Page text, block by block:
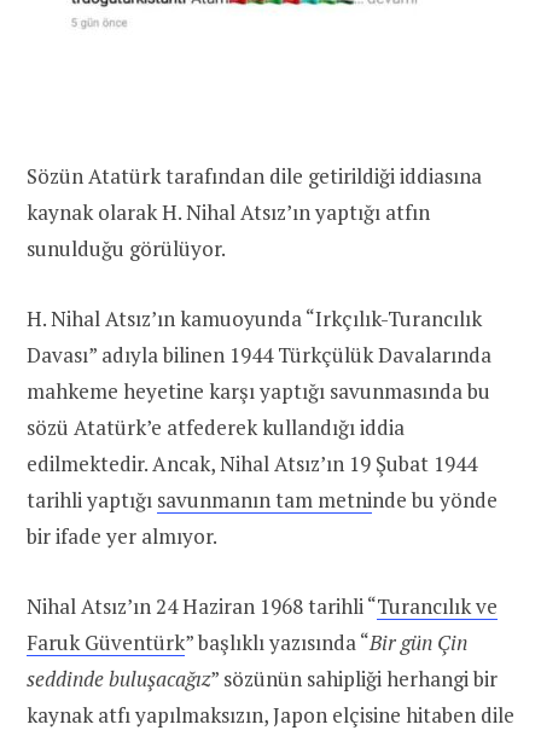
Sözün Atatürk tarafından dile getirildiği iddiasına
kaynak olarak H. Nihal Atsız’ın yaptığı atfın
sunulduğu görülüyor.
H. Nihal Atsız’ın kamuoyunda “Irkçılık-Turancılık
Davası” adıyla bilinen 1944 Türkçülük Davalarında
mahkeme heyetine karşı yaptığı savunmasında bu
sözü Atatürk’e atfederek kullandığı iddia
edilmektedir. Ancak, Nihal Atsız’ın 19 Şubat 1944
tarihli yaptığı savunmanın tam metninde bu yönde
bir ifade yer almıyor.
Nihal Atsız’ın 24 Haziran 1968 tarihli “Turancılık ve
Faruk Güventürk” başlıklı yazısında “Bir gün Çin
seddinde buluşacağız” sözünün sahipliği herhangi bir
kaynak atfı yapılmaksızın, Japon elçisine hitaben dile